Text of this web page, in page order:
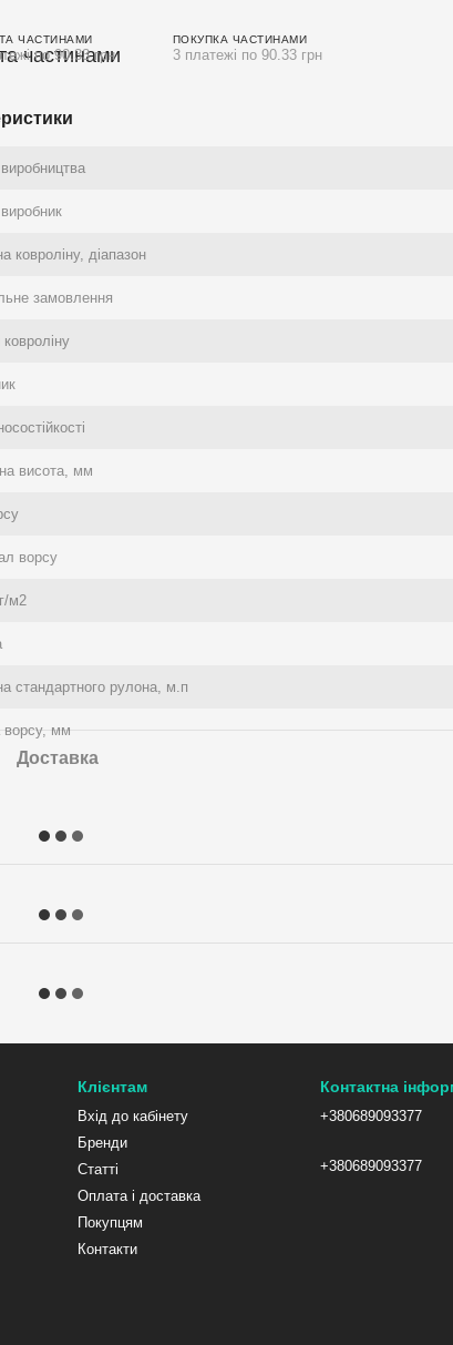
ЧАСТИНАМИ
по 90.33 грн
ПОКУПКА ЧАСТИНАМИ
3 платежі по 90.33 грн
ковроліну, діапазон
замовлення
висота, мм
ворсу
м2
стандартного рулона, м.п
ворсу, мм
Доставка
Клієнтам
Вхід до кабінету
Бренди
Статті
Оплата і доставка
Покупцям
Контакти
Контактна
+380689093377
+380689093377